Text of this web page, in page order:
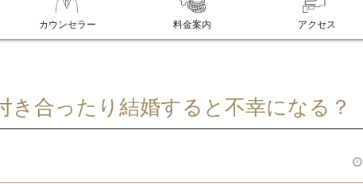
カウンセラー 料金案内 アクセス
き合ったり結婚すると不幸になる？